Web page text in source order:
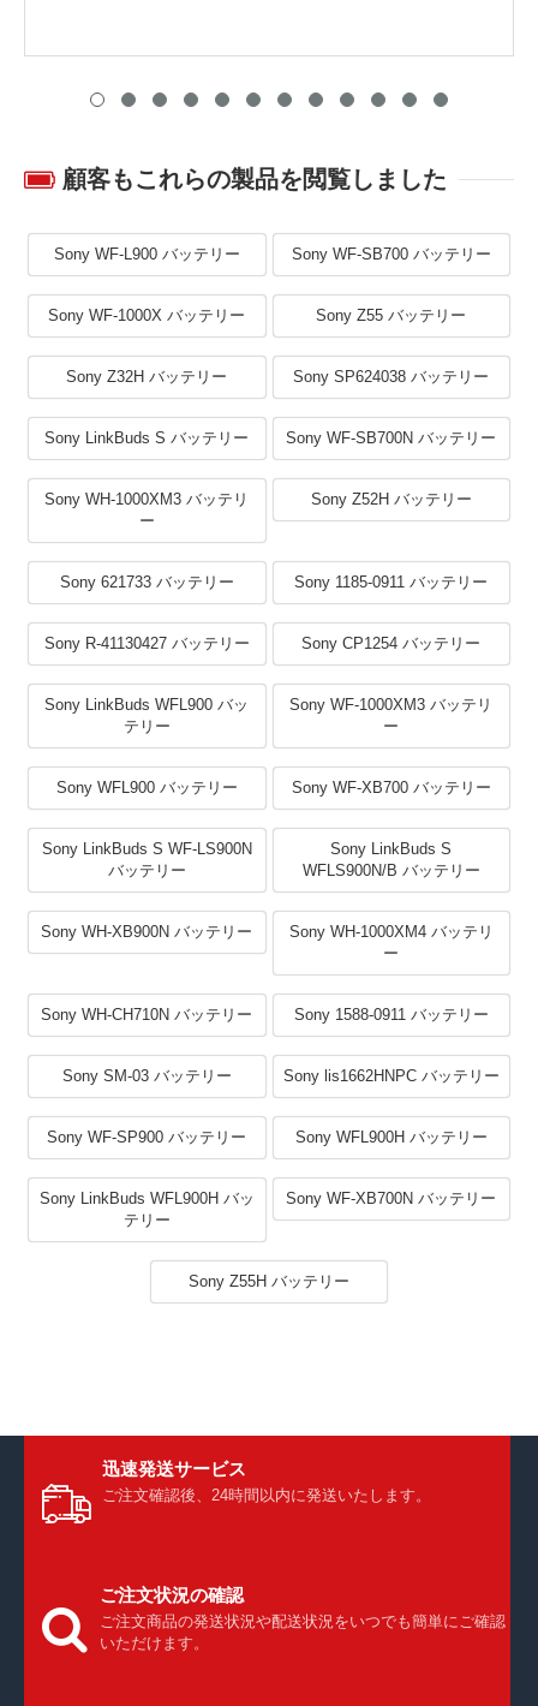
顧客もこれらの製品を閲覧しました
Sony WF-L900 バッテリー Sony WF-SB700 バッテリー
Sony WF-1000X バッテリー Sony Z55 バッテリー
Sony Z32H バッテリー Sony SP624038 バッテリー
Sony LinkBuds S バッテリー Sony WF-SB700N バッテリー
Sony WH-1000XM3 バッテリ
ー
Sony Z52H バッテリー
Sony 621733 バッテリー Sony 1185-0911 バッテリー
Sony R-41130427 バッテリー Sony CP1254 バッテリー
Sony LinkBuds WFL900 バッ
テリー
Sony WF-1000XM3 バッテリ
ー
Sony WFL900 バッテリー Sony WF-XB700 バッテリー
Sony LinkBuds S WF-LS900N
バッテリー
Sony LinkBuds S
WFLS900N/B バッテリー
Sony WH-XB900N バッテリー
Sony WH-1000XM4 バッテリ
ー
Sony WH-CH710N バッテリー Sony 1588-0911 バッテリー
Sony SM-03 バッテリー Sony lis1662HNPC バッテリー
Sony WF-SP900 バッテリー Sony WFL900H バッテリー
Sony LinkBuds WFL900H バッ
テリー
Sony WF-XB700N バッテリー
Sony Z55H バッテリー
迅速発送サービス
ご注文確認後、24時間以内に発送いたします。
ご注文状況の確認
ご注文商品の発送状況や配送状況をいつでも簡単にご確認
いただけます。